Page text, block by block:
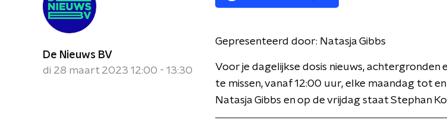
De Nieuws BV
di 28 maart 2023 12:00 - 13:30
Gepresenteerd door: Natasja Gibbs
Voor je dagelijkse dosis nieuws, achtergronden
te missen, vanaf 12:00 uur, elke maandag tot
Natasja Gibbs en op de vrijdag staat Stephan